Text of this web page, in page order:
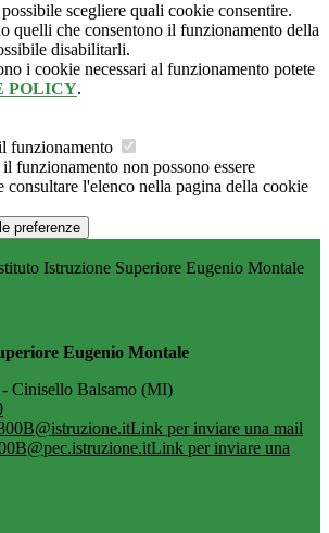
scegliere quali cookie consentire.
quelli che consentono il funzionamento della
disabilitarli.
i cookie necessari al funzionamento potete
POLICY.
funzionamento
funzionamento non possono essere
consultare l'elenco nella pagina della cookie
preferenze
Istruzione Superiore Eugenio Montale
Eugenio Montale
Cinisello Balsamo (MI)
Link per inviare una mail
Link per inviare una